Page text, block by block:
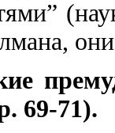
69-71).